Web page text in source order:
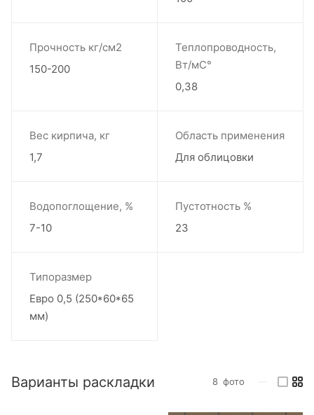
Прочность кг/см2
150-200
Теплопроводность,
Вт/мС°
0,38
Вес кирпича, кг
1,7
Область применения
Для облицовки
Водопоглощение, %
7-10
Пустотность %
23
Типоразмер
Евро 0,5 (250*60*65
мм)
Варианты раскладки 8 фото